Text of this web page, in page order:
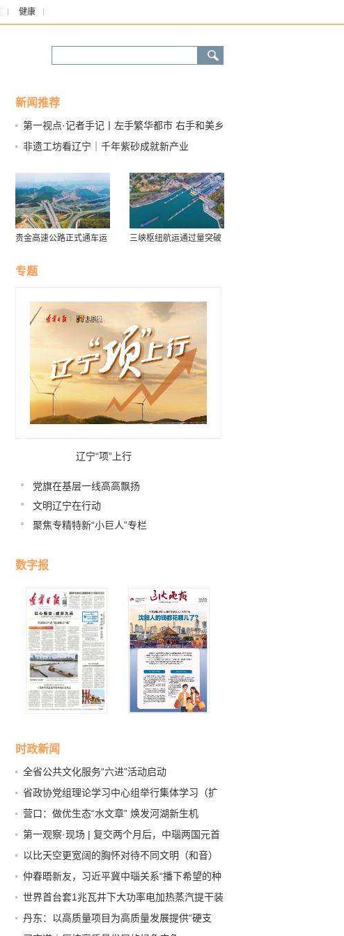
健康
新闻推荐
第一视点·记者手记丨左手繁华都市 右手和美乡
村——统筹城乡发展的浙江实践
非遗工坊看辽宁｜千年紫砂成就新产业
贵金高速公路正式通车运
三峡枢纽航运通过量突破
专题
辽宁“项”上行
党旗在基层一线高高飘扬
文明辽宁在行动
聚焦专精特新“小巨人”专栏
数字报
时政新闻
全省公共文化服务“六进”活动启动
省政协党组理论学习中心组举行集体学习（扩
大）会议 周波主持会议
营口：做优生态“水文章” 焕发河湖新生机
第一观察·现场 | 复交两个月后，中瑙两国元首
在北京会面
以比天空更宽阔的胸怀对待不同文明（和音）
仲春晤新友，习近平冀中瑙关系“播下希望的种
子”
世界首台套1兆瓦井下大功率电加热蒸汽提干装
置试验成功
丹东：以高质量项目为高质量发展提供“硬支
撑”